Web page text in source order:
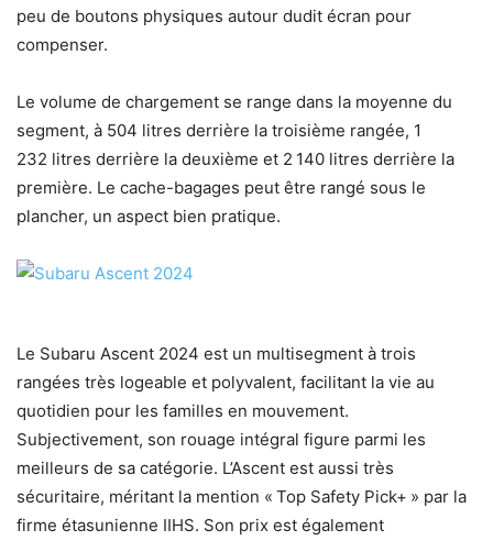
peu de boutons physiques autour dudit écran pour
compenser.
Le volume de chargement se range dans la moyenne du
segment, à 504 litres derrière la troisième rangée, 1
232 litres derrière la deuxième et 2 140 litres derrière la
première. Le cache-bagages peut être rangé sous le
plancher, un aspect bien pratique.
Le Subaru Ascent 2024 est un multisegment à trois
rangées très logeable et polyvalent, facilitant la vie au
quotidien pour les familles en mouvement.
Subjectivement, son rouage intégral figure parmi les
meilleurs de sa catégorie. L’Ascent est aussi très
sécuritaire, méritant la mention « Top Safety Pick+ » par la
firme étasunienne IIHS. Son prix est également